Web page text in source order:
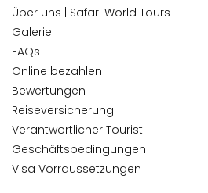
Über uns | Safari World Tours
Galerie
FAQs
Online bezahlen
Bewertungen
Reiseversicherung
Verantwortlicher Tourist
Geschäftsbedingungen
Visa Vorraussetzungen